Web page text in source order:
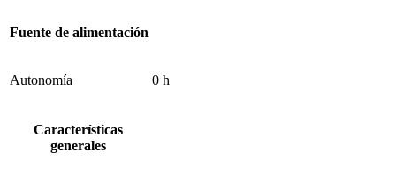
Fuente de alimentación
Autonomía 0 h
Características
generales